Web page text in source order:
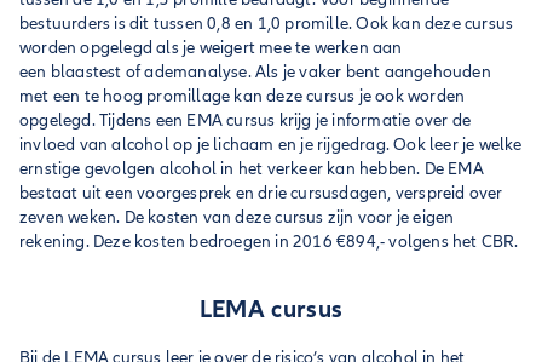
bestuurders is dit tussen 0,8 en 1,0 promille. Ook kan deze cursus
worden opgelegd als je weigert mee te werken aan
een blaastest of ademanalyse. Als je vaker bent aangehouden
met een te hoog promillage kan deze cursus je ook worden
opgelegd. Tijdens een EMA cursus krijg je informatie over de
invloed van alcohol op je lichaam en je rijgedrag. Ook leer je welke
ernstige gevolgen alcohol in het verkeer kan hebben. De EMA
bestaat uit een voorgesprek en drie cursusdagen, verspreid over
zeven weken. De kosten van deze cursus zijn voor je eigen
rekening. Deze kosten bedroegen in 2016 €894,- volgens het CBR.
LEMA cursus
Bij de LEMA cursus leer je over de risico’s van alcohol in het